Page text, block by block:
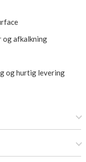
og afkalkning
og hurtig levering